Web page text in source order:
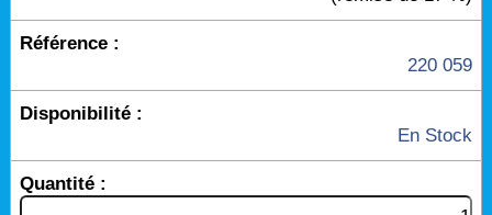
Référence :
220 059
Disponibilité :
En Stock
Quantité :